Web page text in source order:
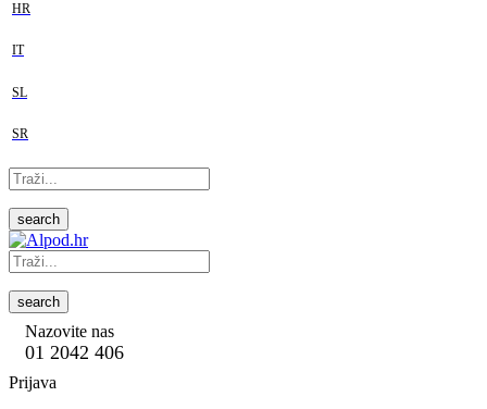
HR
IT
SL
SR
search
search
Nazovite nas
01 2042 406
Prijava